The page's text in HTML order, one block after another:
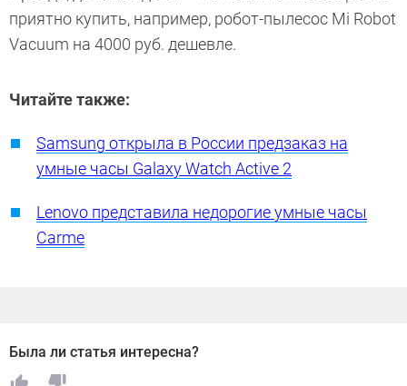
приятно купить, например, робот-пылесос Mi Robot
Vacuum на 4000 руб. дешевле.
Читайте также:
Samsung открыла в России предзаказ на
умные часы Galaxy Watch Active 2
Lenovo представила недорогие умные часы
Carme
Была ли статья интересна?